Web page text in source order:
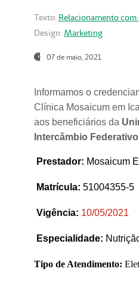
Texto: Relacionamento
Design: Marketing
07 de maio, 2021
Informamos o
Clínica Mosaicum em
aos beneficiários da
Intercâmbio
Prestador: Mosaicum
Matrícula: 51004355-5
Vigência: 10/05/2021
Especialidade:
Tipo de Atendimento: